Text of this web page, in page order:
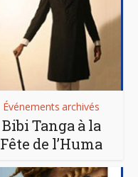
Événements archivés
Bibi Tanga à la
Fête de l’Huma